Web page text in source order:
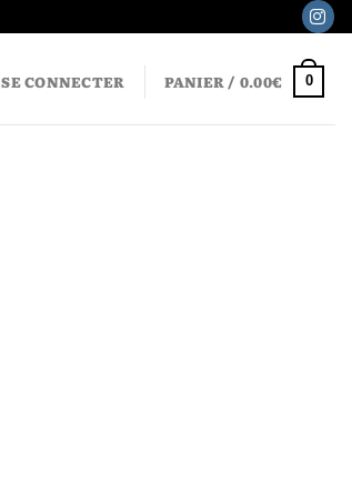
SE CONNECTER PANIER / 0.00€ 0